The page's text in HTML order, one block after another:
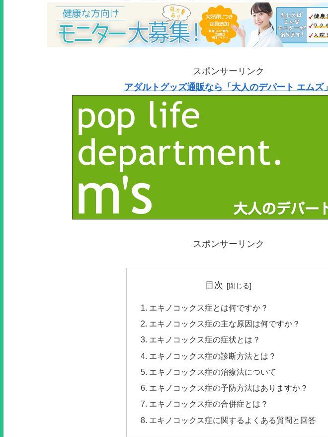
スポンサーリンク
アダルトグッズ通販なら「大人のデパート エムズ」
スポンサーリンク
目次
エキノコックス症とは何ですか？
エキノコックス症の主な原因は何ですか？
エキノコックス症の症状とは？
エキノコックス症の診断方法とは？
エキノコックス症の治療法について
エキノコックス症の予防方法はありますか？
エキノコックス症の合併症とは？
エキノコックス症に関するよくある質問と回答